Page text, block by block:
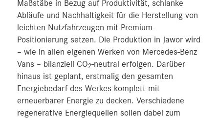
Maßstäbe in Bezug auf Produktivität, schlanke
Abläufe und Nachhaltigkeit für die Herstellung von
leichten Nutzfahrzeugen mit Premium-
Positionierung setzen. Die Produktion in Jawor wird
– wie in allen eigenen Werken von Mercedes-Benz
Vans – bilanziell CO2-neutral erfolgen. Darüber
hinaus ist geplant, erstmalig den gesamten
Energiebedarf des Werkes komplett mit
erneuerbarer Energie zu decken. Verschiedene
regenerative Energiequellen sollen dabei zum